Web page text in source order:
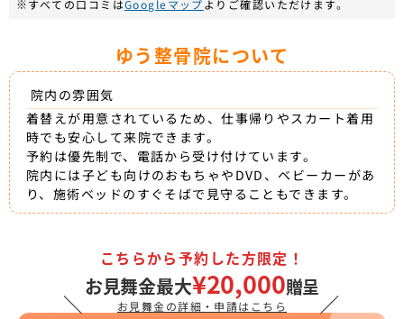
※すべての口コミはGoogleマップよりご確認いただけます。
ゆう整骨院について
院内の雰囲気
着替えが用意されているため、仕事帰りやスカート着用
時でも安心して来院できます。
予約は優先制で、電話から受け付けています。
院内には子ども向けのおもちゃやDVD、ベビーカーがあ
り、施術ベッドのすぐそばで見守ることもできます。
＼
こちらから予約した方限定！
お見舞金最大¥20,000贈呈
お見舞金の詳細・申請はこちら ／